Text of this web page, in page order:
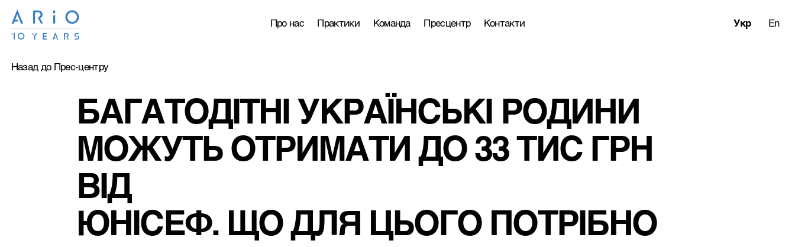
Укр En
Про нас Практики Команда Пресцентр Контакти
Назад до Прес-центру
БАГАТОДІТНІ УКРАЇНСЬКІ РОДИНИ
МОЖУТЬ ОТРИМАТИ ДО 33 ТИС ГРН
ВІД
ЮНІСЕФ. ЩО ДЛЯ ЦЬОГО ПОТРІБНО